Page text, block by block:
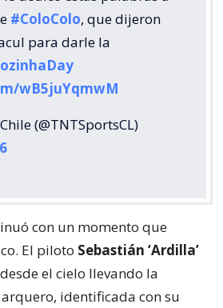
#ColoColo, que dijeron
para darle la
wB5juYqmwM
(@TNTSportsCL)
con un momento que
El piloto Sebastián ‘Ardilla’
el cielo llevando la
identificada con su